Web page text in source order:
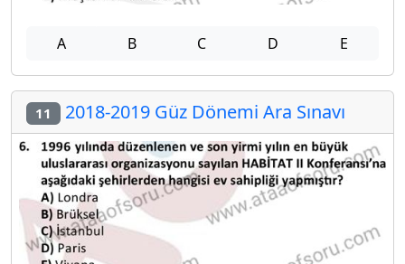
A B C D E
11 2018-2019 Güz Dönemi Ara Sınavı